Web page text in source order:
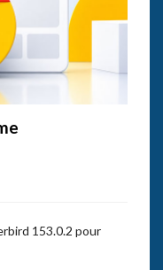
153.0.2 pour